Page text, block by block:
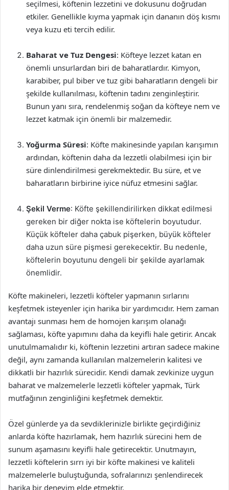
seçilmesi, köftenin lezzetini ve dokusunu doğrudan
etkiler. Genellikle kıyma yapmak için dananın döş kısmı
veya kuzu eti tercih edilir.
Baharat ve Tuz Dengesi: Köfteye lezzet katan en
önemli unsurlardan biri de baharatlardır. Kimyon,
karabiber, pul biber ve tuz gibi baharatların dengeli bir
şekilde kullanılması, köftenin tadını zenginleştirir.
Bunun yanı sıra, rendelenmiş soğan da köfteye nem ve
lezzet katmak için önemli bir malzemedir.
Yoğurma Süresi: Köfte makinesinde yapılan karışımın
ardından, köftenin daha da lezzetli olabilmesi için bir
süre dinlendirilmesi gerekmektedir. Bu süre, et ve
baharatların birbirine iyice nüfuz etmesini sağlar.
Şekil Verme: Köfte şekillendirilirken dikkat edilmesi
gereken bir diğer nokta ise köftelerin boyutudur.
Küçük köfteler daha çabuk pişerken, büyük köfteler
daha uzun süre pişmesi gerekecektir. Bu nedenle,
köftelerin boyutunu dengeli bir şekilde ayarlamak
önemlidir.
Köfte makineleri, lezzetli köfteler yapmanın sırlarını
keşfetmek isteyenler için harika bir yardımcıdır. Hem zaman
avantajı sunması hem de homojen karışım olanağı
sağlaması, köfte yapımını daha da keyifli hale getirir. Ancak
unutulmamalıdır ki, köftenin lezzetini artıran sadece makine
değil, aynı zamanda kullanılan malzemelerin kalitesi ve
dikkatli bir hazırlık sürecidir. Kendi damak zevkinize uygun
baharat ve malzemelerle lezzetli köfteler yapmak, Türk
mutfağının zenginliğini keşfetmek demektir.
Özel günlerde ya da sevdiklerinizle birlikte geçirdiğiniz
anlarda köfte hazırlamak, hem hazırlık sürecini hem de
sunum aşamasını keyifli hale getirecektir. Unutmayın,
lezzetli köftelerin sırrı iyi bir köfte makinesi ve kaliteli
malzemelerle buluştuğunda, sofralarınızı şenlendirecek
harika bir deneyim elde etmektir.